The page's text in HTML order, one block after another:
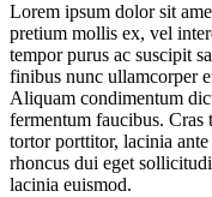
Lorem ipsum dolor sit
pretium mollis ex, vel
tempor purus ac suscipit
finibus nunc ullamcorper
Aliquam condimentum
fermentum faucibus. Cras
tortor porttitor, lacinia
rhoncus dui eget
lacinia euismod.